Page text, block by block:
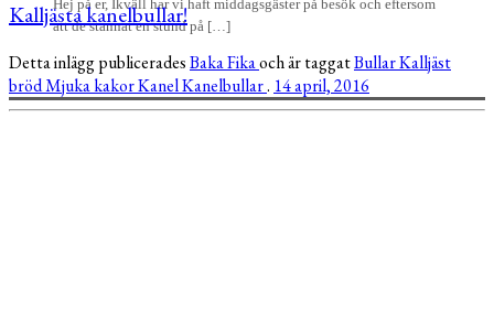
Hej på er, Ikväll har vi haft middagsgäster på besök och eftersom
att de stannat en stund på […]
Kalljästa kanelbullar!
Detta inlägg publiceradesBakaFikaoch är taggatBullarKalljäst
brödMjuka kakorKanelKanelbullar. 14 april, 2016